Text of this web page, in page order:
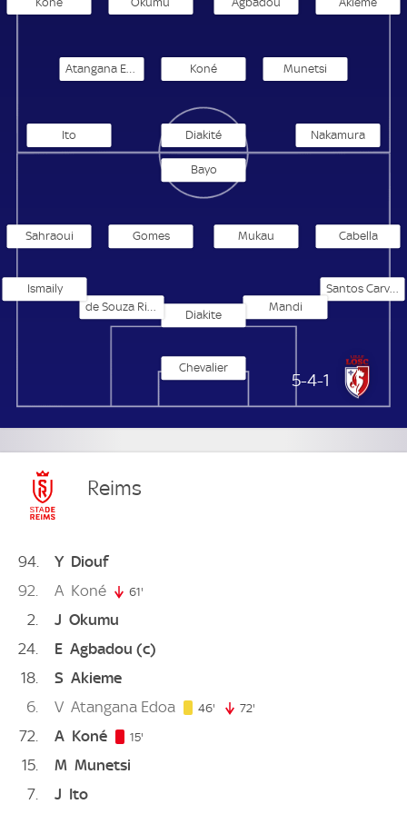
Atangana Edoa Koné Munetsi
Ito Diakité Nakamura
Lille OSC
5-4-1
Chevalier
Santos Carvalho
Mandi
Diakite
de Souza Ribeiro
Ismaily
Cabella
Mukau
Gomes
Sahraoui
Bayo
Reims
94 Y Diouf
92
A Koné 61'
2 J Okumu
24
E Agbadou (c)
18
S Akieme
6
V Atangana Edoa 46' 46. minute
72'
72 A Koné 15'
15 M Munetsi
7
J Ito